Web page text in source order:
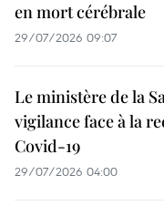
en mort cérébrale
29/07/2026 09:07
Le ministère de la
vigilance face à la
Covid-19
29/07/2026 04:00